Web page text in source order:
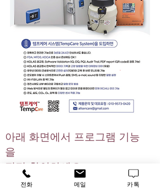
아래 화면에서 프로그램 기능
을
직접 확인하세요 ▼
전화 메일 카톡